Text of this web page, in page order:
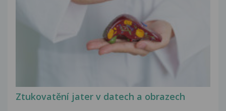
Ztukovatění jater v datech a obrazech